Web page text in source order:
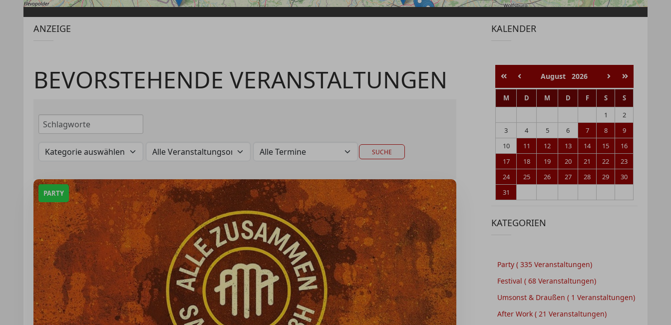
ANZEIGE
BEVORSTEHENDE VERANSTALTUNGEN
PARTY
KALENDER
August 2026
M D M D F S
S
1
2
3
4 5 6 7 8
9
10
11 12 13 14 15
16
17
18 19 20 21 22
23
24
25 26 27 28 29
30
31
KATEGORIEN
Party ( 335 Veranstaltungen)
Festival ( 68 Veranstaltungen)
Umsonst & Draußen ( 1 Veranstaltungen)
After Work ( 21 Veranstaltungen)
Passwort vergessen
Mit Apple anmelden